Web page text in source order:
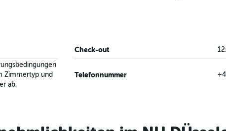
Check-out
Zimmertyp und
ab.
Telefonnummer